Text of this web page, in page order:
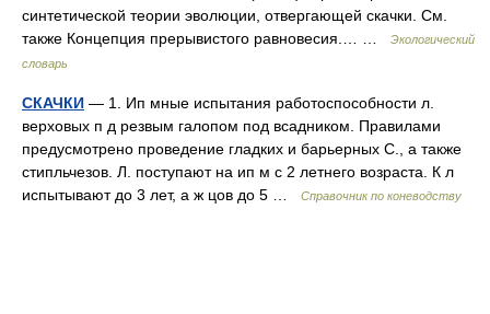
синтетической теории эволюции, отвергающей скачки. См.
также Концепция прерывистого равновесия.… …
Экологический
словарь
СКАЧКИ — 1. Ип мные испытания работоспособности л.
верховых п д резвым галопом под всадником. Правилами
предусмотрено проведение гладких и барьерных С., а также
стипльчезов. Л. поступают на ип м с 2 летнего возраста. К л
испытывают до 3 лет, а ж цов до 5 …
Справочник по коневодству